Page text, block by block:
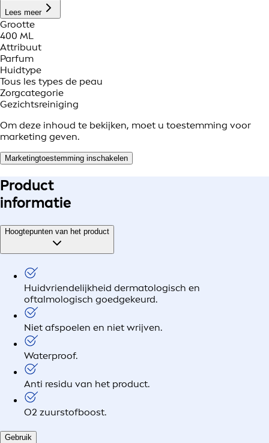
Lees meer
Grootte
400 ML
Attribuut
Parfum
Huidtype
Tous les types de peau
Zorgcategorie
Gezichtsreiniging
Om deze inhoud te bekijken, moet u toestemming voor
marketing geven.
Marketingtoestemming inschakelen
Product
informatie
Hoogtepunten van het product
Huidvriendelijkheid dermatologisch en
oftalmologisch goedgekeurd.
Niet afspoelen en niet wrijven.
Waterproof.
Anti residu van het product.
O2 zuurstofboost.
Gebruik